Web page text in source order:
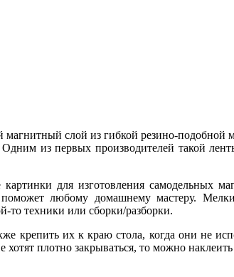
магнитный слой из гибкой резино-
из первых производителей такой
для изготовления самодельных
любому домашнему мастеру.
то техники или сборки/разборки.
крепить их к краю стола, когда они не
плотно закрываться, то можно